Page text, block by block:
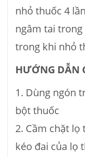
nhỏ thuốc 4
ngâm tai
trong khi nhỏ
HƯỚNG DẪN
1. Dùng ngón
bột thuốc
2. Cầm chặt
kéo đai của lọ